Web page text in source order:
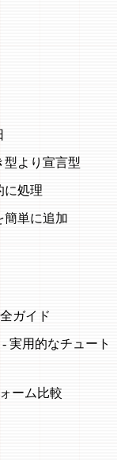
型より宣言型
に処理
簡単に追加
ガイド
- 実用的なチュート
ーム比較